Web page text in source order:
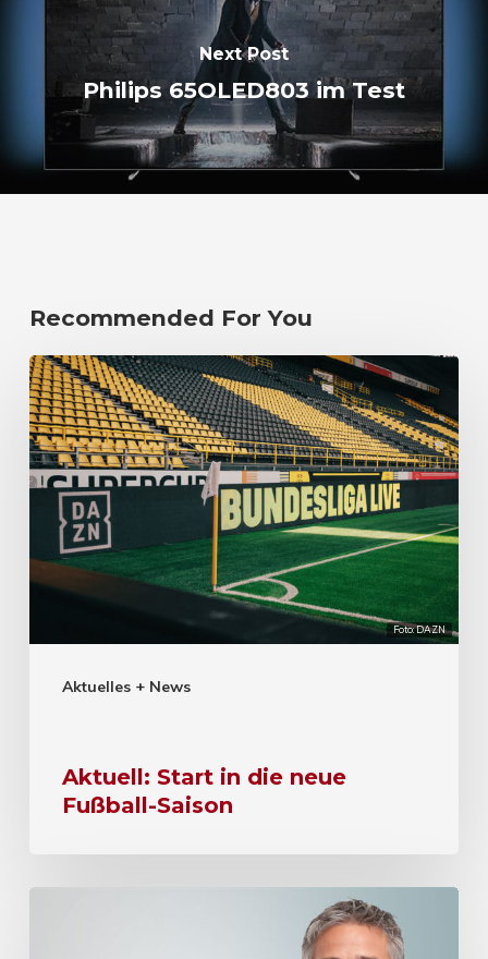
Next Post
Philips 65OLED803 im Test
Recommended For You
Foto: DAZN
Aktuelles + News
Aktuell: Start in die neue
Fußball-Saison